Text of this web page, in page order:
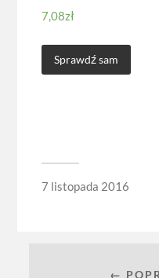
7,08zł
Sprawdź sam
7 listopada 2016
←